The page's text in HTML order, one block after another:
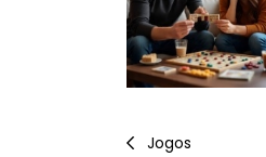
Jogos